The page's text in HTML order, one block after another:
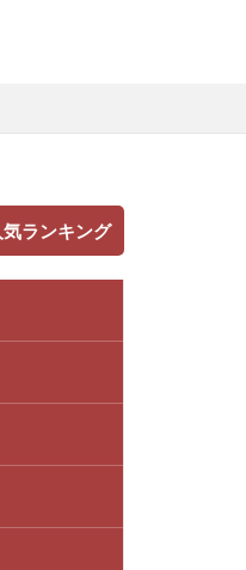
ランキング